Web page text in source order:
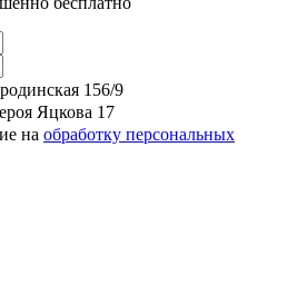
156/9
Яцкова 17
на обработку персональных